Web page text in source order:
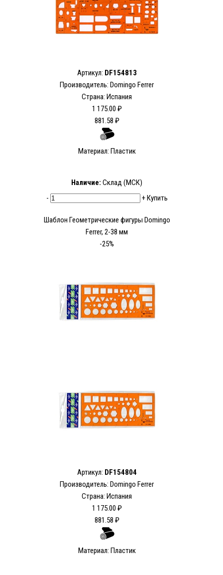
Артикул: DF154813
Производитель: Domingo Ferrer
Страна: Испания
1 175.00 ₽
881.58 ₽
Материал: Пластик
Наличие: Склад (МСК)
-
+Купить
Шаблон Геометрические фигуры Domingo
Ferrer, 2-38 мм
-25%
Артикул: DF154804
Производитель: Domingo Ferrer
Страна: Испания
1 175.00 ₽
881.58 ₽
Материал: Пластик